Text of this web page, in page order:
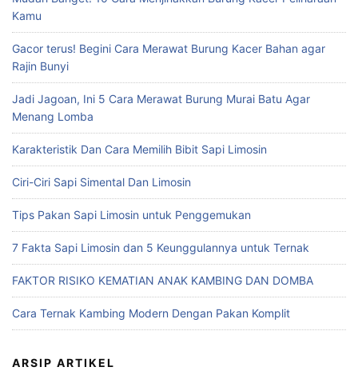
Kamu
Gacor terus! Begini Cara Merawat Burung Kacer Bahan agar
Rajin Bunyi
Jadi Jagoan, Ini 5 Cara Merawat Burung Murai Batu Agar
Menang Lomba
Karakteristik Dan Cara Memilih Bibit Sapi Limosin
Ciri-Ciri Sapi Simental Dan Limosin
Tips Pakan Sapi Limosin untuk Penggemukan
7 Fakta Sapi Limosin dan 5 Keunggulannya untuk Ternak
FAKTOR RISIKO KEMATIAN ANAK KAMBING DAN DOMBA
Cara Ternak Kambing Modern Dengan Pakan Komplit
ARSIP ARTIKEL